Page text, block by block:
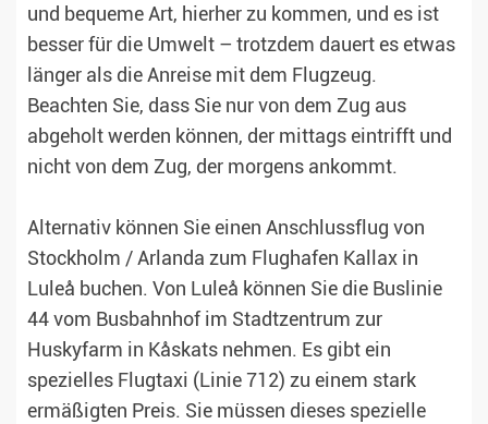
und bequeme Art, hierher zu kommen, und es ist
besser für die Umwelt – trotzdem dauert es etwas
länger als die Anreise mit dem Flugzeug.
Beachten Sie, dass Sie nur von dem Zug aus
abgeholt werden können, der mittags eintrifft und
nicht von dem Zug, der morgens ankommt.
Alternativ können Sie einen Anschlussflug von
Stockholm / Arlanda zum Flughafen Kallax in
Luleå buchen. Von Luleå können Sie die Buslinie
44 vom Busbahnhof im Stadtzentrum zur
Huskyfarm in Kåskats nehmen. Es gibt ein
spezielles Flugtaxi (Linie 712) zu einem stark
ermäßigten Preis. Sie müssen dieses spezielle